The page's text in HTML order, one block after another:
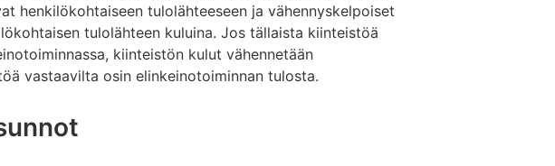
henkilökohtaiseen tulolähteeseen ja vähennyskelpoiset
tulolähteen kuluina. Jos tällaista kiinteistöä
kiinteistön kulut vähennetään
vastaavilta osin elinkeinotoiminnan tulosta.